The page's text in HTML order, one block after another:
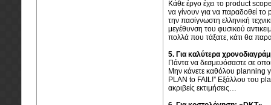
Κάθε έργο έχει το product
να γίνουν για να παραδοθεί το
την πασίγνωστη ελληνική
μεγέθυνση του φυσικού
πολλά που τάξατε, κάτι θα
5. Για καλύτερα
Πάντα να δεσμευόσαστε σε
Μην κάνετε καθόλου planning
PLAN to FAIL!” Εξάλλου του
ακριβείς εκτιμήσεις…